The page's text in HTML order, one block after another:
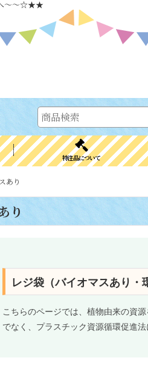
へ～～☆★★
特注品について
あり
り
レジ袋（バイオマスあり・
こちらのページでは、植物由来の資
でなく、プラスチック資源循環促進